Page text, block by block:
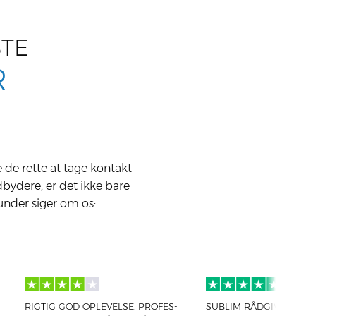
de rette at tage kontakt
er det ikke bare
siger om os:
PRO­FES­
SUBLIM RÅD­GIV­NING. APC ER